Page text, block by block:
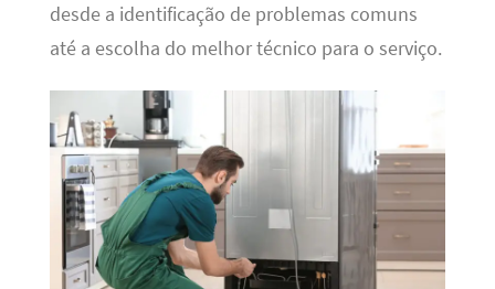
desde a identificação de problemas comuns
até a escolha do melhor técnico para o serviço.